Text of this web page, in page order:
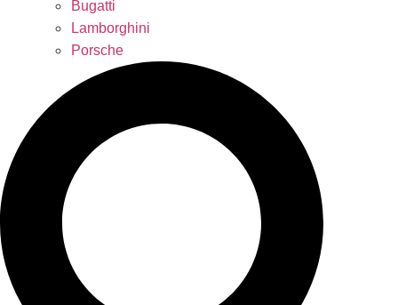
Bugatti
Lamborghini
Porsche